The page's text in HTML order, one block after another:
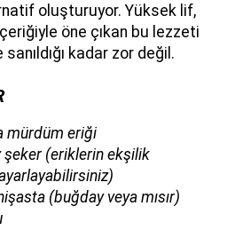
oluşturuyor. Yüksek lif,
öne çıkan bu lezzeti
kadar zor değil.
mürdüm eriği
şeker (eriklerin ekşilik
(buğday veya mısır)